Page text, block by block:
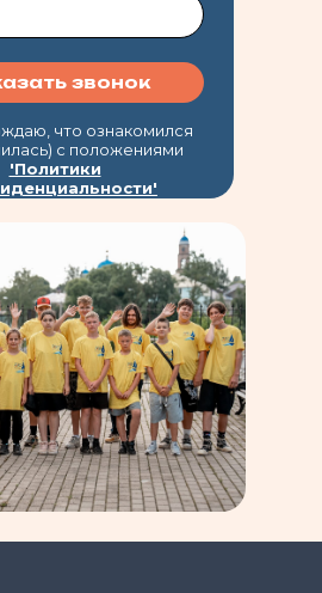
звонок
что ознакомился
с положениями
'Политики